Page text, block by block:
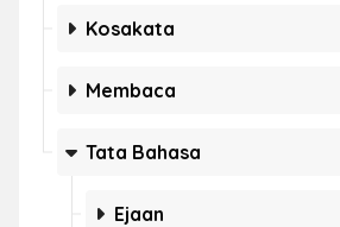
Kosakata
Membaca
Tata Bahasa
Ejaan